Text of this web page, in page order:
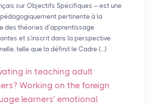
sur Objectifs Spécifiques – est une
pertinente à la
des théories d’apprentissage
et s’inscrit dans la perspective
telle que la définit le Cadre (…)
in teaching adult
Working on the foreign
learners’ emotional